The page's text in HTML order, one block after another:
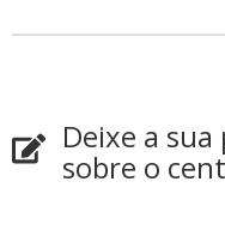
Deixe a
sobre o